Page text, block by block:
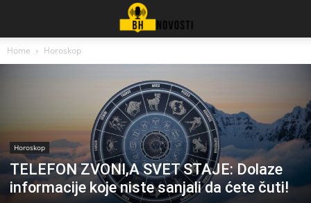
Home Horoskop
Horoskop
TELEFON ZVONI,A SVET STAJE: Dolaze
informacije koje niste sanjali da ćete čuti!